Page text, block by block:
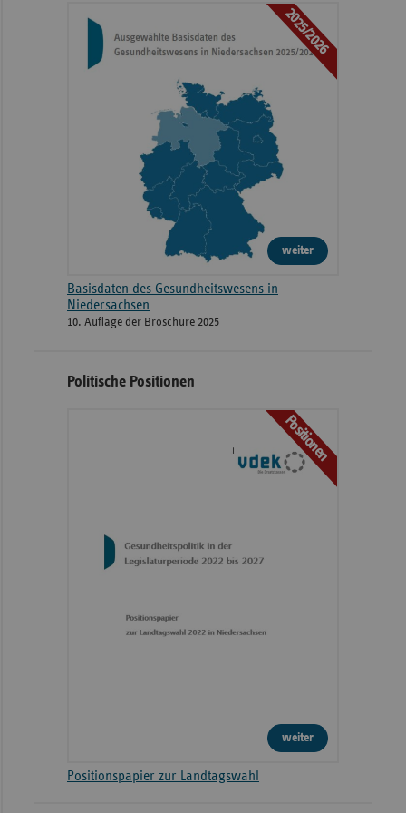
2025/2026
weiter
Basisdaten des Gesundheitswesens in
Niedersachsen
10. Auflage der Broschüre 2025
Politische Positionen
Positionen
weiter
Positionspapier zur Landtagswahl